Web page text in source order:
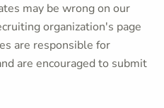
may be wrong on our
organization's page
are responsible for
are encouraged to submit